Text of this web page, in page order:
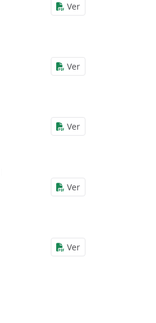
Ver
Ver
Ver
Ver
Ver